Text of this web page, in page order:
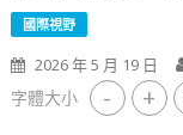
國際視野
2026 年 5 月 19 日
字體大小 - +